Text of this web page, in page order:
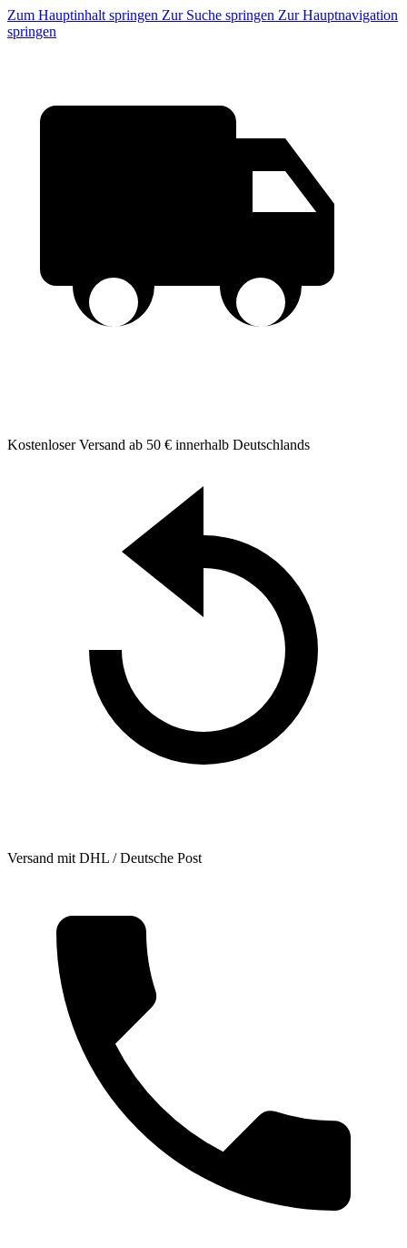
Zum Hauptinhalt springen Zur Suche springen Zur Hauptnavigation
springen
Kostenloser Versand ab 50 € innerhalb Deutschlands
Versand mit DHL / Deutsche Post